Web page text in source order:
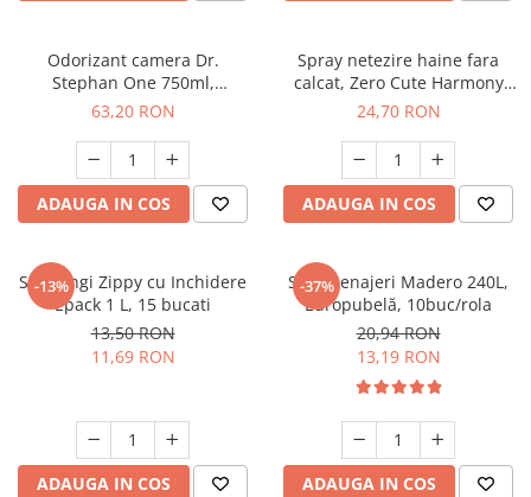
Odorizant camera Dr.
Stephan One 750ml,
90013324
63,20 RON
ADAUGA IN COS
Spray netezire haine fara
calcat, Zero Cute Harmony
Misavan, 500 ml, 90043468
24,70 RON
ADAUGA IN COS
-13%
Set Pungi Zippy cu Inchidere
Epack 1 L, 15 bucati
13,50 RON
11,69 RON
ADAUGA IN COS
-37%
Saci menajeri Madero 240L,
Europubelă, 10buc/rola
20,94 RON
13,19 RON
ADAUGA IN COS